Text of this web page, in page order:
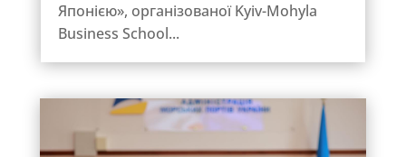
Японією», організованої Kyiv-Mohyla
Business School...